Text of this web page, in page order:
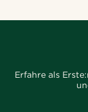
Erfahre als